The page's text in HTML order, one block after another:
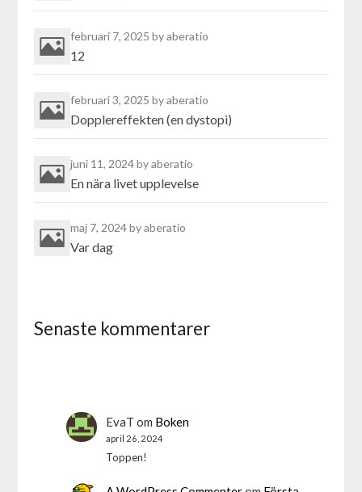
februari 7, 2025by aberatio
12
februari 3, 2025by aberatio
Dopplereffekten (en dystopi)
juni 11, 2024by aberatio
En nära livet upplevelse
maj 7, 2024by aberatio
Var dag
Senaste kommentarer
EvaT om Boken
april 26, 2024
Toppen!